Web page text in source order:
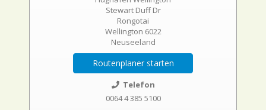
Stewart Duff Dr
Rongotai
Wellington 6022
Neuseeland
Routenplaner starten
Telefon
0064 4 385 5100